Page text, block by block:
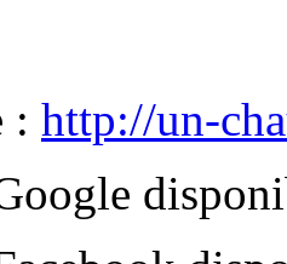
: http://un-